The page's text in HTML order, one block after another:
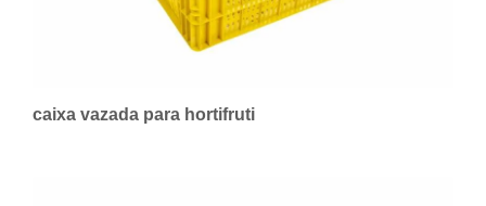
caixa vazada para hortifruti